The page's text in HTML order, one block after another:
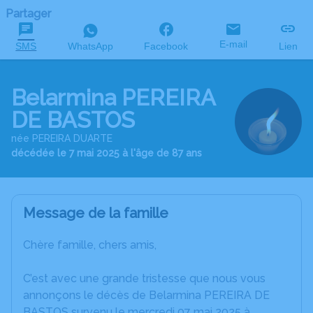
Partager
SMS WhatsApp Facebook E-mail Lien
Belarmina PEREIRA
DE BASTOS
née PEREIRA DUARTE
décédée le 7 mai 2025 à l'âge de 87 ans
Message de la famille
Chère famille, chers amis,
C’est avec une grande tristesse que nous vous
annonçons le décès de Belarmina PEREIRA DE